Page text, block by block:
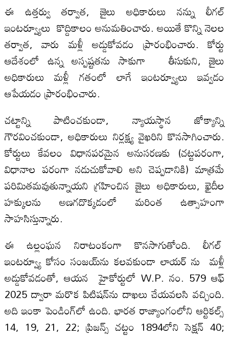
ఈ ఉత్తర్వు తర్వాత, జైలు అధికారులు నన్ను లీగల్
ఇంటర్వ్యూలు కొద్దికాలం అనుమతించారు. అయితే కొన్ని నెలల
తర్వాత, వారు మళ్లీ అడ్డుకోవడం ప్రారంభించారు. కోర్టు
ఆదేశంలో ఉన్న అస్పష్టతను సాకుగా తీసుకుని, జైలు
అధికారులు మళ్లీ గతంలో లాగే ఇంటర్వ్యూలు ఇవ్వడం
ఆపేయడం ప్రారంభించారు.
చట్టాన్ని పాటించకుండా, న్యాయస్థాన జోక్యాన్ని
గౌరవించకుండా, అధికారులు నిర్లక్ష్య వైఖరిని కొనసాగించారు.
కోర్టులు కేవలం విధానపరమైన అనుసరణకు (చట్టపరంగా,
విధానాల పరంగా నడుచుకోవాలి అని చెప్పడానికి) మాత్రమే
పరిమితమవుతున్నాయని గ్రహించిన జైలు అధికారులు, ఖైదీల
హక్కులను అణగదొక్కడంలో మరింత ఉత్సాహంగా
సాహసిస్తున్నారు.
ఈ ఉల్లంఘన నిరాటంకంగా కొనసాగుతోంది. లీగల్
ఇంటర్వ్యూ కోసం సంజయ్‌ను కలవకుండా లాయర్ ను మళ్లీ
అడ్డుకోవడంతో, ఆయన హైకోర్టులో W.P. నం. 579 ఆఫ్
2025 ద్వారా మరొక పిటిషన్‌ను దాఖలు చేయవలసి వచ్చింది.
అది ఇంకా పెండింగ్‌లో ఉంది. భారత రాజ్యాంగంలోని ఆర్టికల్స్
14, 19, 21, 22; ప్రిజన్స్ చట్టం 1894లోని సెక్షన్ 40;